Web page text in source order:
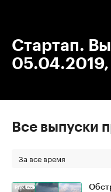
Стартап.
05.04.2019,
Все выпуски
За все время